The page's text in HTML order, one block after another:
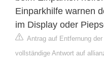
Einparkhilfe warnen
im Display oder
Antrag auf Entfernung
vollständige Antwort auf